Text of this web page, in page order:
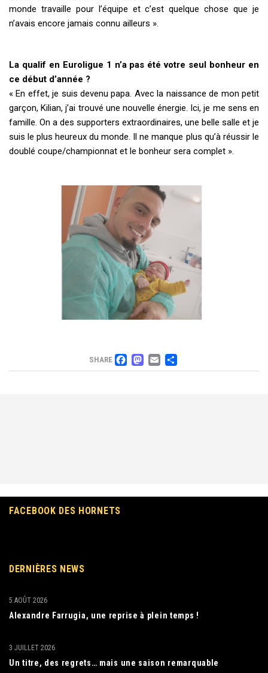
monde travaille pour l’équipe et c’est quelque chose que je
n’avais encore jamais connu ailleurs ».
La qualif en Euroligue 1 n’a pas été votre seul bonheur en
ce début d’année ?
« En effet, je suis devenu papa. Avec la naissance de mon petit
garçon, Kilian, j’ai trouvé une nouvelle énergie. Ici, je me sens en
famille. On a des supporters extraordinaires, une belle salle et je
suis le plus heureux du monde. Il ne manque plus qu’à réussir le
doublé coupe/championnat et le bonheur sera complet ».
SHARE FACEBOOK
MASTODON
EMAIL
PARTAGER
FACEBOOK DES HORNETS
DERNIÈRES NEWS
Alexandre Farrugia, une reprise à plein temps !
5 AOÛT 2026
Un titre, des regrets… mais une saison remarquable
3 JUILLET 2026